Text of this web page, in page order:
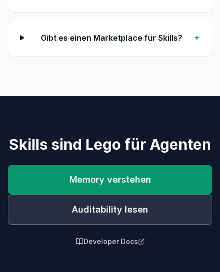
Gibt es einen Marketplace für Skills? +
Skills sind Lego für Agenten
Memory verstehen
Auditability lesen
Developer Docs